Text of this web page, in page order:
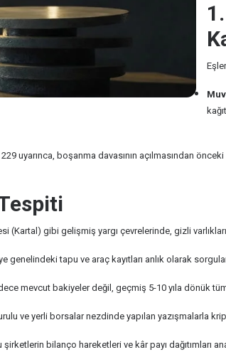
uyarınca, boşanma davasının açılmasından önceki
gibi gelişmiş yargı çevrelerinde, gizli
genelindeki tapu ve araç kayıtları anlık olarak
mevcut bakiyeler değil, geçmiş 5-10 yıla dönük
ve yerli borsalar nezdinde yapılan yazışmalarla
bilanço hareketleri ve kâr payı dağıtımları